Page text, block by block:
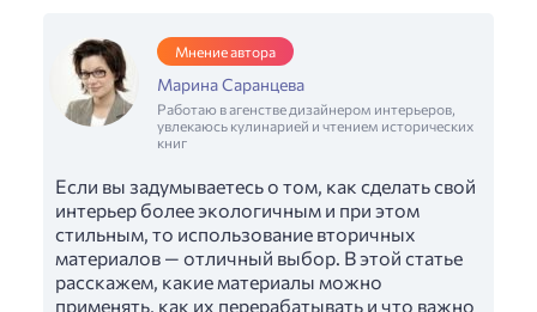
Мнение автора
Марина Саранцева
Работаю в агенстве дизайнером интерьеров,
увлекаюсь кулинарией и чтением исторических
книг
Если вы задумываетесь о том, как сделать свой
интерьер более экологичным и при этом
стильным, то использование вторичных
материалов — отличный выбор. В этой статье
расскажем, какие материалы можно
применять, как их перерабатывать и что важно